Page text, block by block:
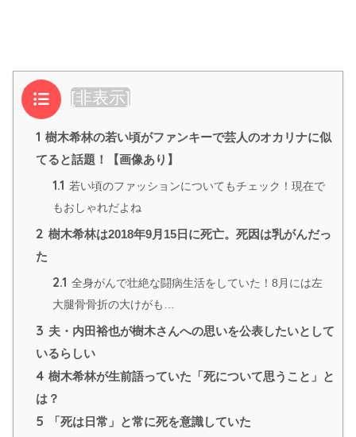
目次 [非表示]
1 樹木希林の若い頃がファンキーで芸人のオカリナに似
てると話題！【画像あり】
1.1 若い頃のファッションについてもチェック！現在で
もおしゃれだよね
2 樹木希林は2018年9月15日に死亡。死因は乳がんだっ
た
2.1 全身がんで壮絶な闘病生活をしていた！8月には左
大腿骨骨折の大けがも…
3 夫・内田裕也が樹木さんへの思いを公表したいとして
いるらしい
4 樹木希林が生前語っていた「死について思うこと」と
は？
5 「死は日常」と常に死を意識していた